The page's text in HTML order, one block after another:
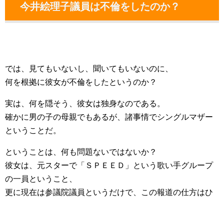
今井絵理子議員は不倫をしたのか？
では、見てもいないし、聞いてもいないのに、
何を根拠に彼女が不倫をしたというのか？
実は、何を隠そう、彼女は独身なのである。
確かに男の子の母親でもあるが、諸事情でシングルマザー
ということだ。
ということは、何も問題ないではないか？
彼女は、元スターで「ＳＰＥＥＤ」という歌い手グループ
の一員ということ、
更に現在は参議院議員というだけで、この報道の仕方はひ